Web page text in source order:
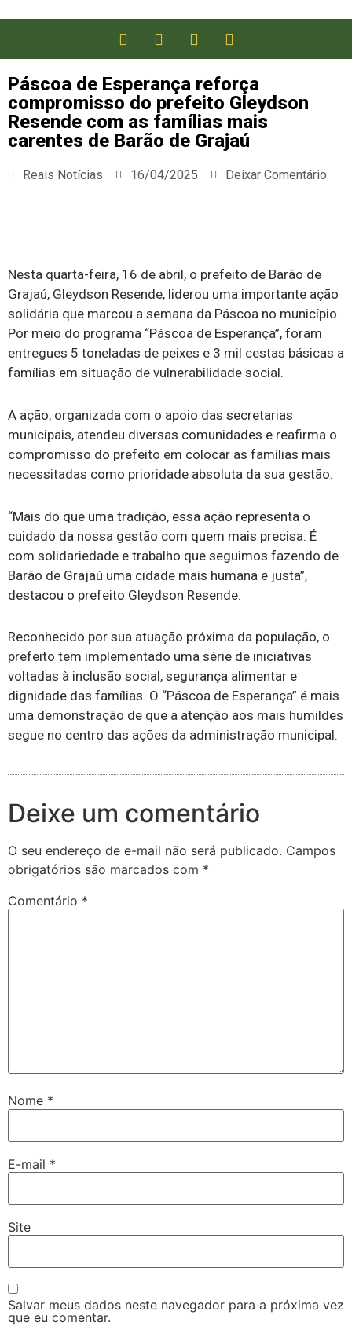
Páscoa de Esperança reforça
compromisso do prefeito Gleydson
Resende com as famílias mais
carentes de Barão de Grajaú
Reais Notícias 16/04/2025 Deixar Comentário
Nesta quarta-feira, 16 de abril, o prefeito de Barão de
Grajaú, Gleydson Resende, liderou uma importante ação
solidária que marcou a semana da Páscoa no município.
Por meio do programa “Páscoa de Esperança”, foram
entregues 5 toneladas de peixes e 3 mil cestas básicas a
famílias em situação de vulnerabilidade social.
A ação, organizada com o apoio das secretarias
municipais, atendeu diversas comunidades e reafirma o
compromisso do prefeito em colocar as famílias mais
necessitadas como prioridade absoluta da sua gestão.
“Mais do que uma tradição, essa ação representa o
cuidado da nossa gestão com quem mais precisa. É
com solidariedade e trabalho que seguimos fazendo de
Barão de Grajaú uma cidade mais humana e justa”,
destacou o prefeito Gleydson Resende.
Reconhecido por sua atuação próxima da população, o
prefeito tem implementado uma série de iniciativas
voltadas à inclusão social, segurança alimentar e
dignidade das famílias. O “Páscoa de Esperança” é mais
uma demonstração de que a atenção aos mais humildes
segue no centro das ações da administração municipal.
Deixe um comentário
O seu endereço de e-mail não será publicado. Campos
obrigatórios são marcados com *
Comentário *
Nome *
E-mail *
Site
Salvar meus dados neste navegador para a próxima vez
que eu comentar.